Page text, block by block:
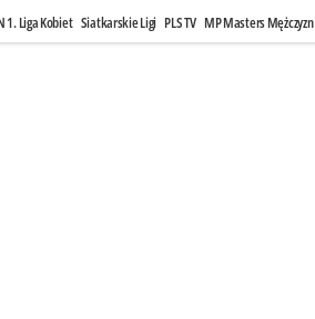
1. Liga Kobiet Siatkarskie Ligi PLS TV MP Masters Mężczyzn